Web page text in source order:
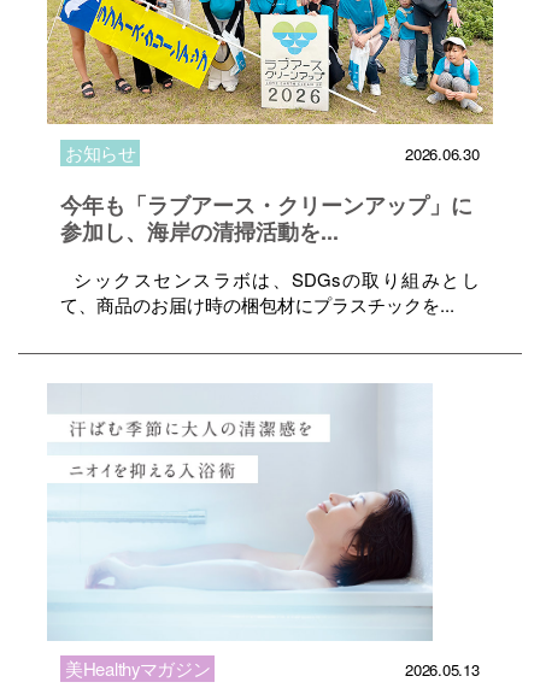
お知らせ 2026.06.30
今年も「ラブアース・クリーンアップ」に
参加し、海岸の清掃活動を...
シックスセンスラボは、SDGsの取り組みとし
て、商品のお届け時の梱包材にプラスチックを...
美Healthyマガジン 2026.05.13